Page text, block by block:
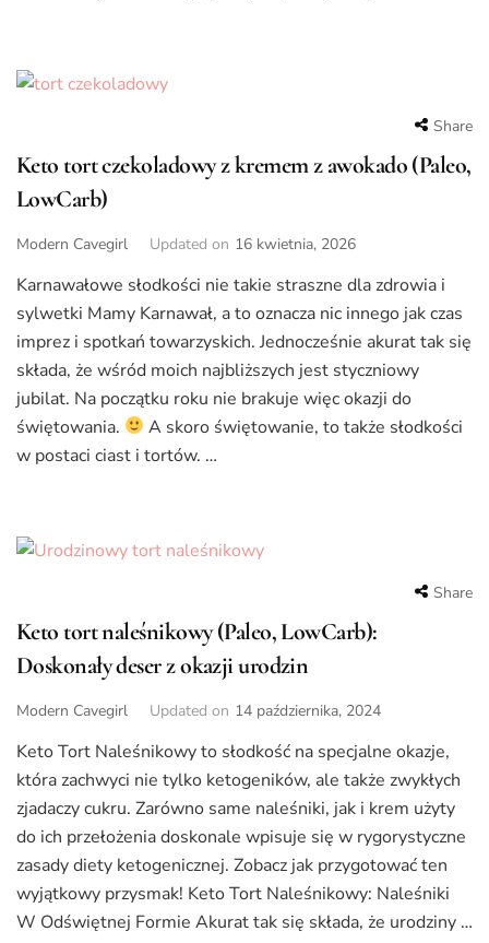
Share
Keto tort czekoladowy z kremem z awokado (Paleo,
LowCarb)
Modern Cavegirl Updated on 16 kwietnia, 2026
Karnawałowe słodkości nie takie straszne dla zdrowia i
sylwetki Mamy Karnawał, a to oznacza nic innego jak czas
imprez i spotkań towarzyskich. Jednocześnie akurat tak się
składa, że wśród moich najbliższych jest styczniowy
jubilat. Na początku roku nie brakuje więc okazji do
świętowania.
A skoro świętowanie, to także słodkości
w postaci ciast i tortów. …
Share
Keto tort naleśnikowy (Paleo, LowCarb):
Doskonały deser z okazji urodzin
Modern Cavegirl Updated on 14 października, 2024
Keto Tort Naleśnikowy to słodkość na specjalne okazje,
która zachwyci nie tylko ketogeników, ale także zwykłych
zjadaczy cukru. Zarówno same naleśniki, jak i krem użyty
do ich przełożenia doskonale wpisuje się w rygorystyczne
zasady diety ketogenicznej. Zobacz jak przygotować ten
wyjątkowy przysmak! Keto Tort Naleśnikowy: Naleśniki
W Odświętnej Formie Akurat tak się składa, że urodziny …